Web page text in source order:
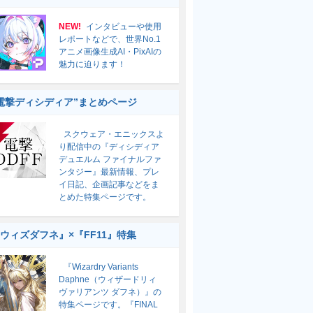
NEW!
インタビューや使用
レポートなどで、世界No.1
アニメ画像生成AI・PixAIの
魅力に迫ります！
撃ディシディア”まとめページ
スクウェア・エニックスよ
り配信中の『ディシディア
デュエルム ファイナルファ
ンタジー』最新情報、プレ
イ日記、企画記事などをま
とめた特集ページです。
ィズダフネ』×『FF11』特集
『Wizardry Variants
Daphne（ウィザードリィ
ヴァリアンツ ダフネ）』の
特集ページです。『FINAL